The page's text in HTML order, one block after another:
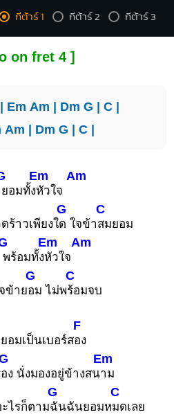
กีต้าร์ 1 กีต้าร์ 2 กีต้าร์ 3
on fret 4 ]
| Em Am | Dm G | C |
Am | Dm G | C |
ยอมทั้ง
Em
หัวใจ
Am
ร้าวเพียงใ
G
ด ใจข้า
C
สมยอม
พร้อมทั้ง
Em
หัวใจ
Am
ข้าย
G
อม ไม่พ
C
ร้อมจบ
อมเป็นเบอร์ส
F
อง
อง นั่งมองอยู่ข้างสน
Em
าม
ไรก็ตาม
G
ฉันฉันยอมห
C
มดเลย